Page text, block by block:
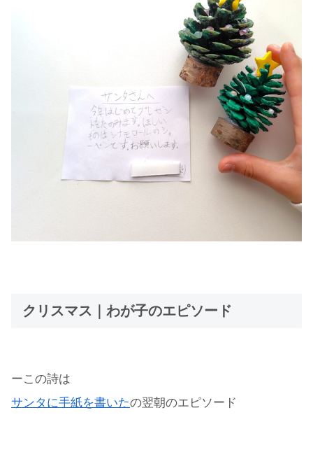
クリスマス｜わが子のエピソード
ーこの詩は
サンタに手紙を書いたの翌朝のエピソード